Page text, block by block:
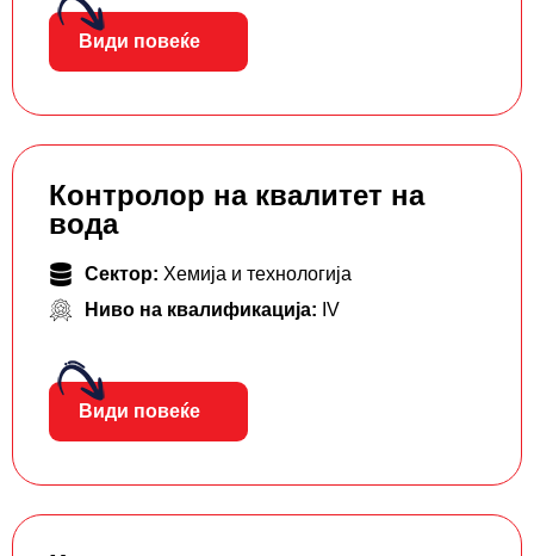
Види повеќе
Контролор на квалитет на
вода
Сектор: Хемија и технологија
Ниво на квалификација: IV
Види повеќе